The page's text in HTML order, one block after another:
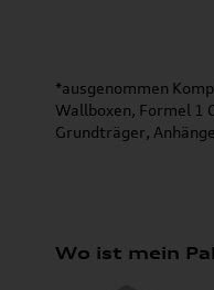
*ausgenommen
Wallboxen, Formel 1
Grundträger,
Wo ist mein